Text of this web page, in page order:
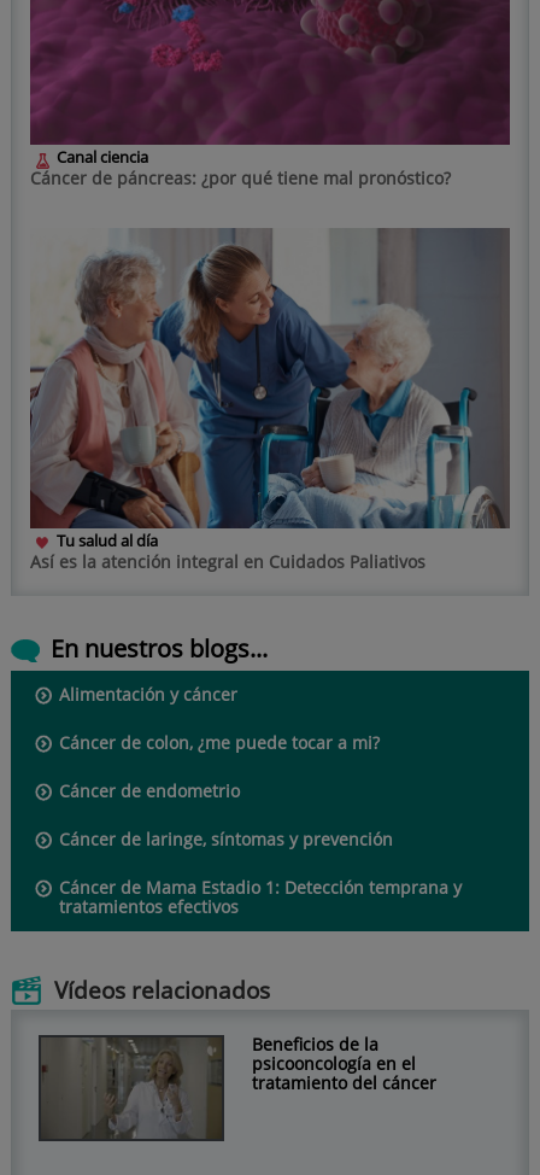
Canal ciencia
Cáncer de páncreas: ¿por qué tiene mal pronóstico?
Tu salud al día
Así es la atención integral en Cuidados Paliativos
En nuestros blogs...
Alimentación y cáncer
Cáncer de colon, ¿me puede tocar a mi?
Cáncer de endometrio
Cáncer de laringe, síntomas y prevención
Cáncer de Mama Estadio 1: Detección temprana y
tratamientos efectivos
Vídeos relacionados
Beneficios de la
psicooncología en el
tratamiento del cáncer